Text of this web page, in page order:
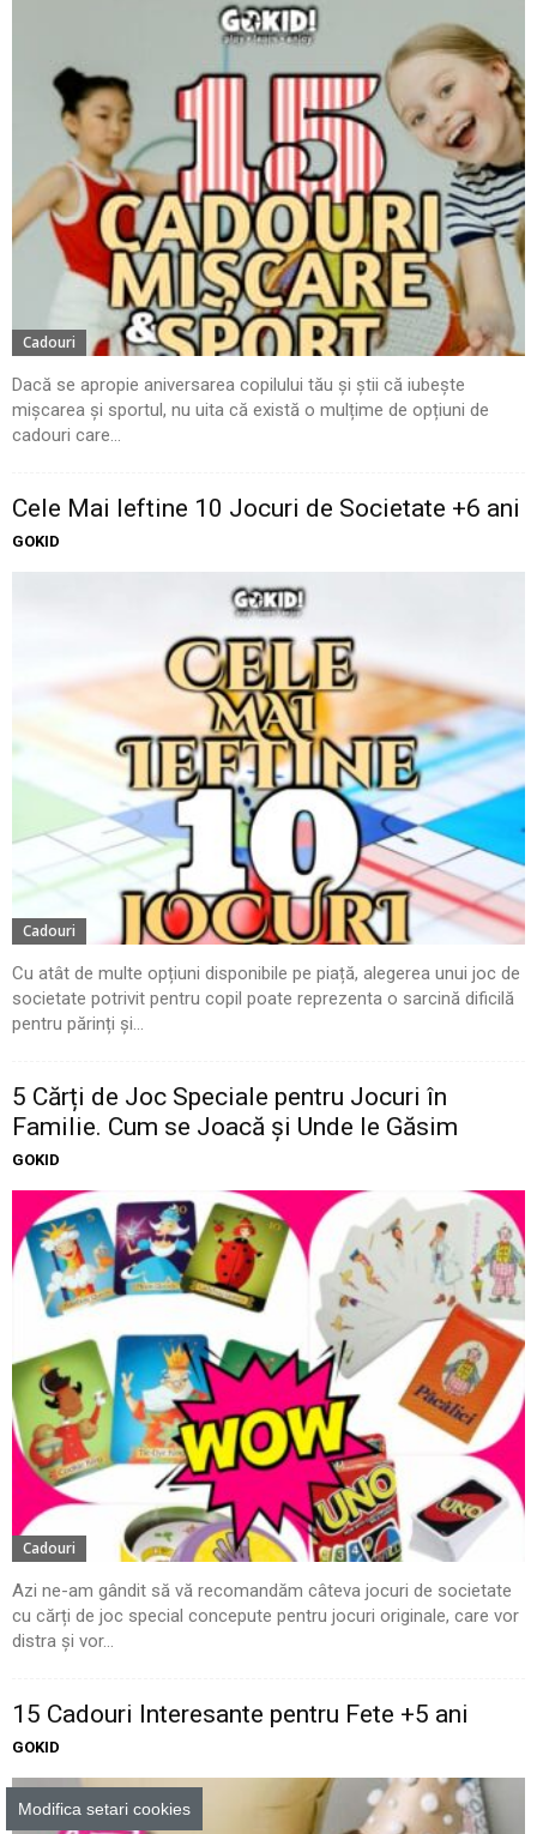
Cadouri
Dacă se apropie aniversarea copilului tău și știi că iubește
mișcarea și sportul, nu uita că există o mulțime de opțiuni de
cadouri care...
Cele Mai Ieftine 10 Jocuri de Societate +6 ani
GOKID
Cadouri
Cu atât de multe opțiuni disponibile pe piață, alegerea unui joc de
societate potrivit pentru copil poate reprezenta o sarcină dificilă
pentru părinți și...
5 Cărți de Joc Speciale pentru Jocuri în
Familie. Cum se Joacă și Unde le Găsim
GOKID
Cadouri
Azi ne-am gândit să vă recomandăm câteva jocuri de societate
cu cărți de joc special concepute pentru jocuri originale, care vor
distra și vor...
15 Cadouri Interesante pentru Fete +5 ani
GOKID
Modifica setari cookies